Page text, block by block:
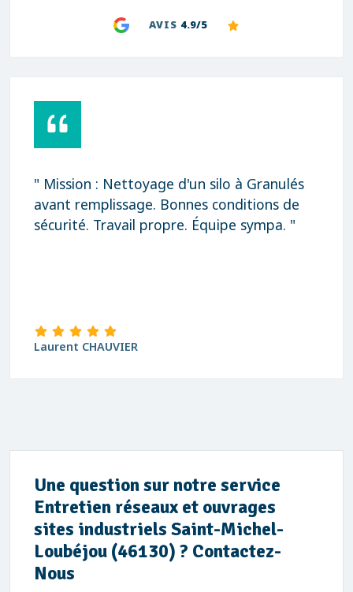
AVIS 4.9/5
" Mission : Nettoyage d'un silo à Granulés
avant remplissage. Bonnes conditions de
sécurité. Travail propre. Équipe sympa. "
Laurent CHAUVIER
Une question sur notre service
Entretien réseaux et ouvrages
sites industriels Saint-Michel-
Loubéjou (46130) ? Contactez-
Nous